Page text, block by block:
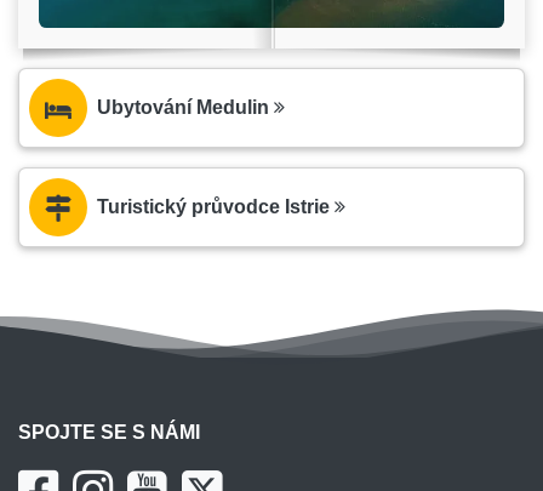
Ubytování Medulin
Turistický průvodce Istrie
SPOJTE SE S NÁMI